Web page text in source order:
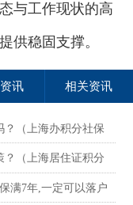
与工作现状的高
供稳固支撑。
讯 相关资讯
？（上海办积分社保
？（上海居住证积分
满7年,一定可以落户